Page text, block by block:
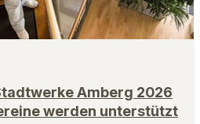
Amberg 2026
werden unterstützt